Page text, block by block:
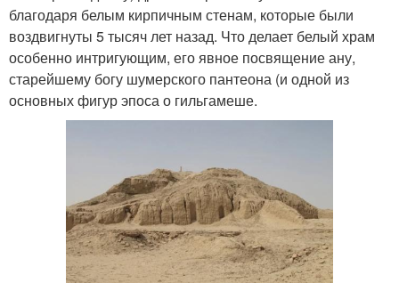
благодаря белым кирпичным стенам, которые были
воздвигнуты 5 тысяч лет назад. Что делает белый храм
особенно интригующим, его явное посвящение ану,
старейшему богу шумерского пантеона (и одной из
основных фигур эпоса о гильгамеше.